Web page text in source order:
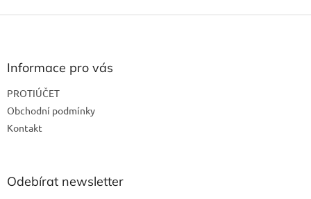
Z
Informace pro vás
PROTIÚČET
Obchodní podmínky
Kontakt
Odebírat newsletter